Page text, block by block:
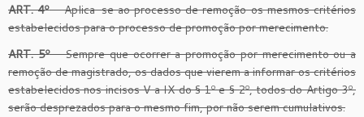
ART. 4º– Aplica-se ao processo de remoção os mesmos critérios
estabelecidos para o processo de promoção por merecimento.
ART. 5º– Sempre que ocorrer a promoção por merecimento ou a
remoção de magistrado, os dados que vierem a informar os critérios
estabelecidos nos incisos V a IX do § 1º e § 2º, todos do Artigo 3º,
serão desprezados para o mesmo fim, por não serem cumulativos.